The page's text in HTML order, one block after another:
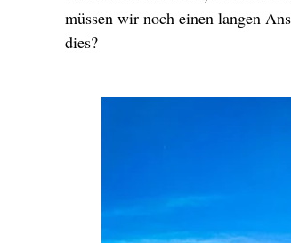
müssen wir noch einen langen
dies?